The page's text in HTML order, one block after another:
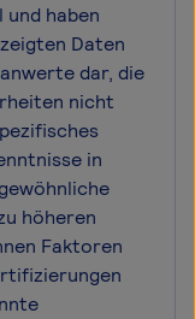
haben
Daten
dar, die
nicht
in
höheren
Faktoren